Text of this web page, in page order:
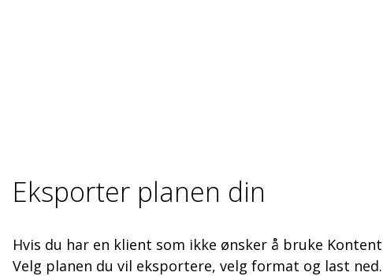
Eksporter planen din
Hvis du har en klient som ikke ønsker å bruke
Velg planen du vil eksportere, velg format og last ned.